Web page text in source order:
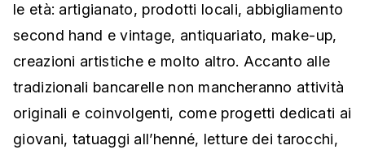
le età: artigianato, prodotti locali, abbigliamento
second hand e vintage, antiquariato, make-up,
creazioni artistiche e molto altro. Accanto alle
tradizionali bancarelle non mancheranno attività
originali e coinvolgenti, come progetti dedicati ai
giovani, tatuaggi all’henné, letture dei tarocchi,